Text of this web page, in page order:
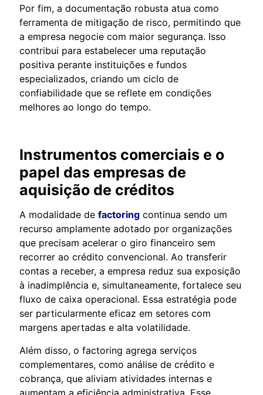
Por fim, a documentação robusta atua como
ferramenta de mitigação de risco, permitindo que
a empresa negocie com maior segurança. Isso
contribui para estabelecer uma reputação
positiva perante instituições e fundos
especializados, criando um ciclo de
confiabilidade que se reflete em condições
melhores ao longo do tempo.
Instrumentos comerciais e o
papel das empresas de
aquisição de créditos
A modalidade de factoring continua sendo um
recurso amplamente adotado por organizações
que precisam acelerar o giro financeiro sem
recorrer ao crédito convencional. Ao transferir
contas a receber, a empresa reduz sua exposição
à inadimplência e, simultaneamente, fortalece seu
fluxo de caixa operacional. Essa estratégia pode
ser particularmente eficaz em setores com
margens apertadas e alta volatilidade.
Além disso, o factoring agrega serviços
complementares, como análise de crédito e
cobrança, que aliviam atividades internas e
aumentam a eficiência administrativa. Esse